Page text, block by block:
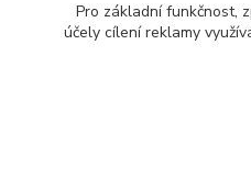
Pro základní funkčnost,
účely cílení reklamy